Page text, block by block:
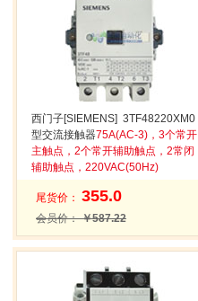
西门子[SIEMENS] 3TF48220XM0
型交流接触器75A(AC-3)，3个常开
主触点，2个常开辅助触点，2常闭
辅助触点，220VAC(50Hz)
尾货价： 355.0
会员价：￥587.22